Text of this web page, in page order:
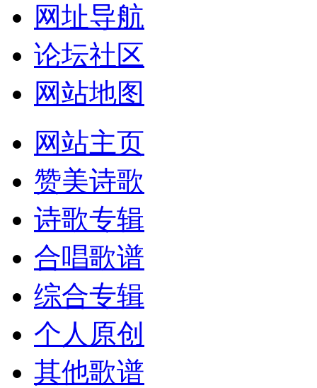
网址导航
论坛社区
网站地图
网站主页
赞美诗歌
诗歌专辑
合唱歌谱
综合专辑
个人原创
其他歌谱